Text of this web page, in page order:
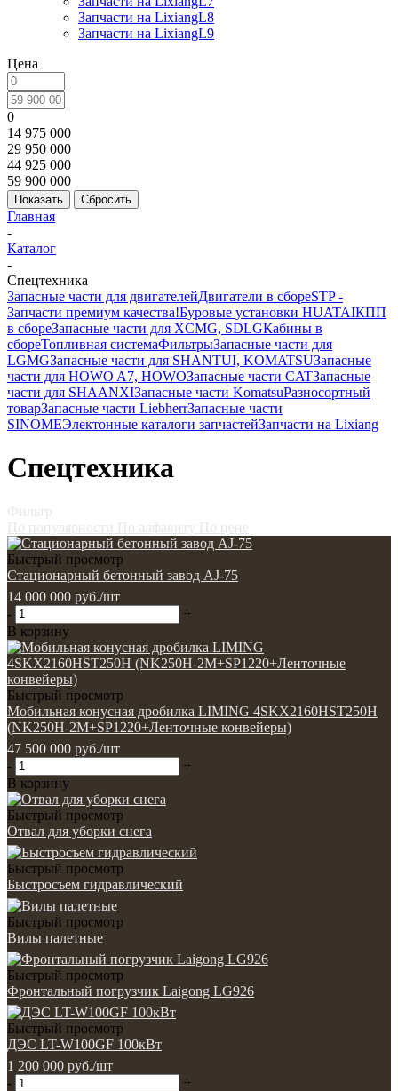
Запчасти на LixiangL8
Запчасти на LixiangL9
Цена
0
14 975 000
29 950 000
44 925 000
59 900 000
Сбросить
Главная
-
Каталог
-
Спецтехника
Запасные части для двигателейДвигатели в сбореSTP -
Запчасти премиум качества!Буровые установки HUATAIКПП
в сбореЗапасные части для XCMG, SDLGКабины в
сбореТопливная системаФильтрыЗапасные части для
LGMGЗапасные части для SHANTUI, KOMATSUЗапасные
части для HOWO A7, HOWOЗапасные части CATЗапасные
части для SHAANXIЗапасные части KomatsuРазносортный
товарЗапасные части LiebherrЗапасные части
SINOMEЭлектонные каталоги запчастейЗапчасти на Lixiang
Спецтехника
Фильтр
По популярности По алфавиту По цене
Быстрый просмотр
Стационарный бетонный завод AJ-75
14 000 000 руб./шт
-
+
В корзину
Быстрый просмотр
Мобильная конусная дробилка LIMING 4SKX2160HST250H
(NK250H-2M+SP1220+Ленточные конвейеры)
47 500 000 руб./шт
-
+
В корзину
Быстрый просмотр
Отвал для уборки снега
Быстрый просмотр
Быстросъем гидравлический
Быстрый просмотр
Вилы палетные
Быстрый просмотр
Фронтальный погрузчик Laigong LG926
Быстрый просмотр
ДЭС LT-W100GF 100кВт
1 200 000 руб./шт
-
+